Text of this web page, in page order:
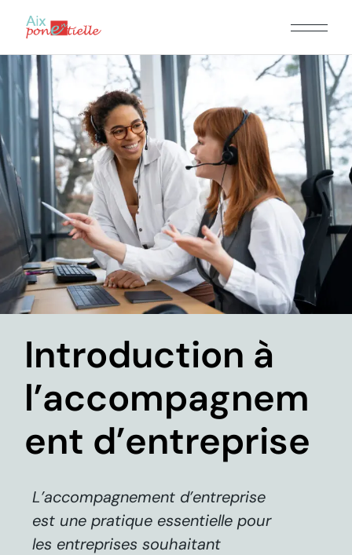
Introduction à
l’accompagnem
ent d’entreprise
L’accompagnement d’entreprise
est une pratique essentielle pour
les entreprises souhaitant